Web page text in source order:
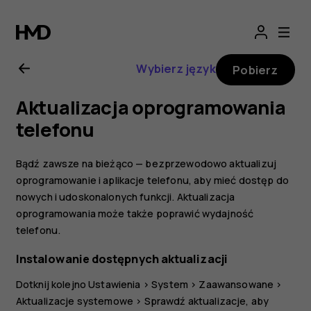
Nokia
8.1
—
instrukcja
obsługi
Wybierz język Pobierz
Aktualizacja oprogramowania
telefonu
Bądź zawsze na bieżąco — bezprzewodowo aktualizuj
oprogramowanie i aplikacje telefonu, aby mieć dostęp do
nowych i udoskonalonych funkcji. Aktualizacja
oprogramowania może także poprawić wydajność
telefonu.
Instalowanie dostępnych aktualizacji
Dotknij kolejnoUstawienia >System > Zaawansowane >
Aktualizacje systemowe > Sprawdź aktualizacje, aby